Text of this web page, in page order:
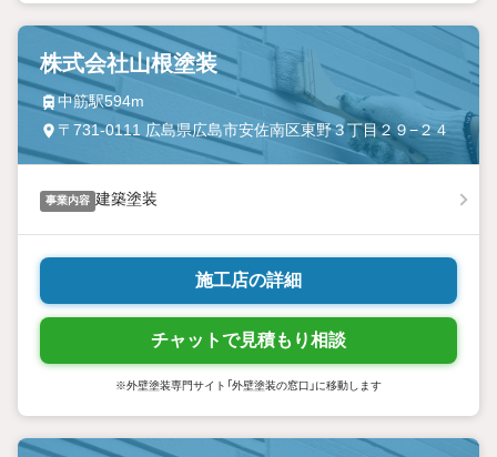
株式会社山根塗装
中筋駅594m
〒731-0111 広島県広島市安佐南区東野３丁目２９−２４
事業内容 建築塗装
施工店の詳細
チャットで見積もり相談
※外壁塗装専門サイト「外壁塗装の窓口」に移動します